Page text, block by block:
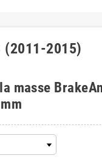
(2011-2015)
masse